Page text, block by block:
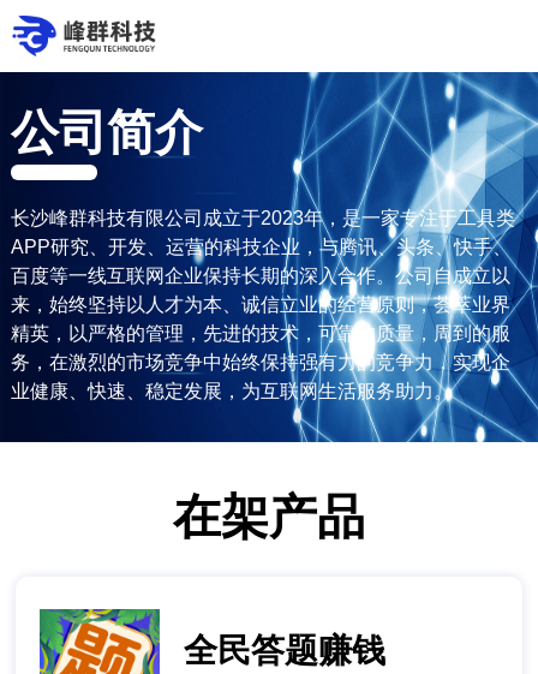
公司简介
长沙峰群科技有限公司成立于2023年，是一家专注于工具类
APP研究、开发、运营的科技企业，与腾讯、头条、快手、
百度等一线互联网企业保持长期的深入合作。公司自成立以
来，始终坚持以人才为本、诚信立业的经营原则，荟萃业界
精英，以严格的管理，先进的技术，可靠的质量，周到的服
务，在激烈的市场竞争中始终保持强有力的竞争力，实现企
业健康、快速、稳定发展，为互联网生活服务助力。
在架产品
全民答题赚钱